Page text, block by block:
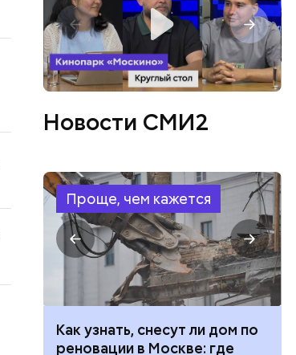
Новости СМИ2
Проще, чем кажется
Как узнать, снесут ли дом по
реновации в Москве: где